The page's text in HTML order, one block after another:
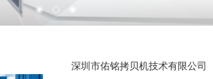
深圳市佑铭拷贝机技术有限公司